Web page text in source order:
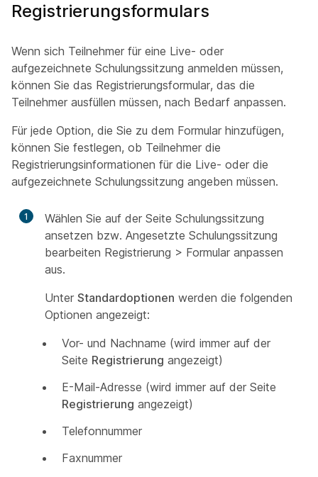
Registrierungsformulars
Wenn sich Teilnehmer für eine Live- oder
aufgezeichnete Schulungssitzung anmelden müssen,
können Sie das Registrierungsformular, das die
Teilnehmer ausfüllen müssen, nach Bedarf anpassen.
Für jede Option, die Sie zu dem Formular hinzufügen,
können Sie festlegen, ob Teilnehmer die
Registrierungsinformationen für die Live- oder die
aufgezeichnete Schulungssitzung angeben müssen.
1
Wählen Sie auf der Seite Schulungssitzung
ansetzen bzw. Angesetzte Schulungssitzung
bearbeiten Registrierung > Formular anpassen
aus.
Unter Standardoptionen werden die folgenden
Optionen angezeigt:
Vor- und Nachname (wird immer auf der
Seite Registrierung angezeigt)
E-Mail-Adresse (wird immer auf der Seite
Registrierung angezeigt)
Telefonnummer
Faxnummer